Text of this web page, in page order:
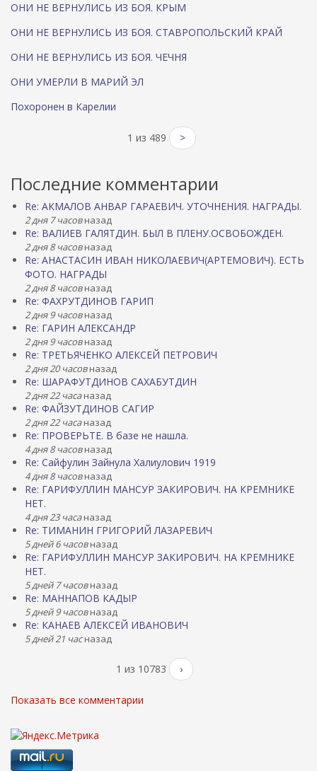
ОНИ НЕ ВЕРНУЛИСЬ ИЗ БОЯ. КРЫМ
ОНИ НЕ ВЕРНУЛИСЬ ИЗ БОЯ. СТАВРОПОЛЬСКИЙ КРАЙ
ОНИ НЕ ВЕРНУЛИСЬ ИЗ БОЯ. ЧЕЧНЯ
ОНИ УМЕРЛИ В МАРИЙ ЭЛ
Похоронен в Карелии
1 из 489 >
Последние комментарии
Re: АКМАЛОВ АНВАР ГАРАЕВИЧ. УТОЧНЕНИЯ. НАГРАДЫ.
2 дня 7 часовназад
Re: ВАЛИЕВ ГАЛЯТДИН. БЫЛ В ПЛЕНУ.ОСВОБОЖДЕН.
2 дня 8 часовназад
Re: АНАСТАСИН ИВАН НИКОЛАЕВИЧ(АРТЕМОВИЧ). ЕСТЬ
ФОТО. НАГРАДЫ
2 дня 8 часовназад
Re: ФАХРУТДИНОВ ГАРИП
2 дня 9 часовназад
Re: ГАРИН АЛЕКСАНДР
2 дня 9 часовназад
Re: ТРЕТЬЯЧЕНКО АЛЕКСЕЙ ПЕТРОВИЧ
2 дня 20 часовназад
Re: ШАРАФУТДИНОВ САХАБУТДИН
2 дня 22 часаназад
Re: ФАЙЗУТДИНОВ САГИР
2 дня 22 часаназад
Re: ПРОВЕРЬТЕ. В базе не нашла.
4 дня 8 часовназад
Re: Сайфулин Зайнула Халиулович 1919
4 дня 8 часовназад
Re: ГАРИФУЛЛИН МАНСУР ЗАКИРОВИЧ. НА КРЕМНИКЕ
НЕТ.
4 дня 23 часаназад
Re: ТИМАНИН ГРИГОРИЙ ЛАЗАРЕВИЧ
5 дней 6 часовназад
Re: ГАРИФУЛЛИН МАНСУР ЗАКИРОВИЧ. НА КРЕМНИКЕ
НЕТ.
5 дней 7 часовназад
Re: МАННАПОВ КАДЫР
5 дней 9 часовназад
Re: КАНАЕВ АЛЕКСЕЙ ИВАНОВИЧ
5 дней 21 часназад
1 из 10783 ›
Показать все комментарии